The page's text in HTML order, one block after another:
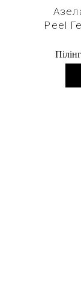
Peel